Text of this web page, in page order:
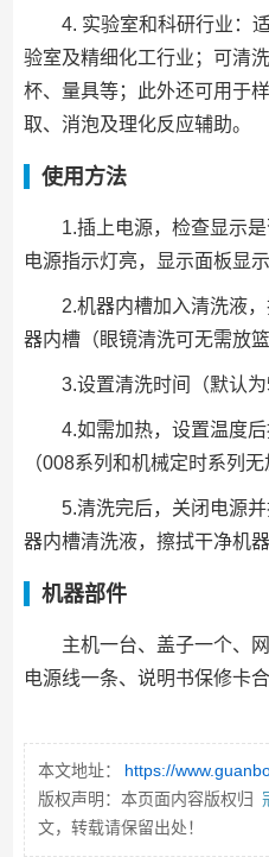
4. 实验室和科研行业：
验室及精细化工行业；可清
杯、量具等；此外还可用于
取、消泡及理化反应辅助。
使用方法
1.插上电源，检查显示
电源指示灯亮，显示面板显示
2.机器内槽加入清洗液
器内槽（眼镜清洗可无需放篮
3.设置清洗时间（默认
4.如需加热，设置温度
（008系列和机械定时系列无
5.清洗完后，关闭电源
器内槽清洗液，擦拭干净机器
机器部件
主机一台、盖子一个、
电源线一条、说明书保修卡合
本文地址：
https://
版权声明：本页面内容版权归
文，转载请保留出处！